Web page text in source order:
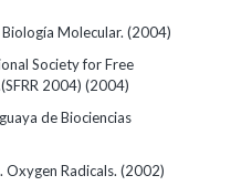
Molecular. (2004)
Society for Free
2004) (2004)
de Biociencias
Oxygen Radicals. (2002)